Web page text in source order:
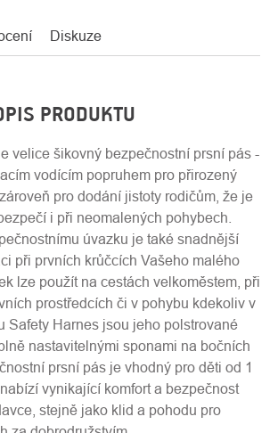
Diskuze
PRODUKTU
velice šikovný bezpečnostní prsní pás -
vodícím popruhem pro přirozený
pro dodání jistoty rodičům, že je
i při neomalených pohybech.
úvazku je také snadnější
při prvních krůčcích Vašeho malého
lze použít na cestách velkoměstem, při
prostředcích či v pohybu kdekoliv v
Safety Harnes jsou jeho polstrované
nastavitelnými sponami na bočních
prsní pás je vhodný pro děti od 1
vynikající komfort a bezpečnost
stejně jako klid a pohodu pro